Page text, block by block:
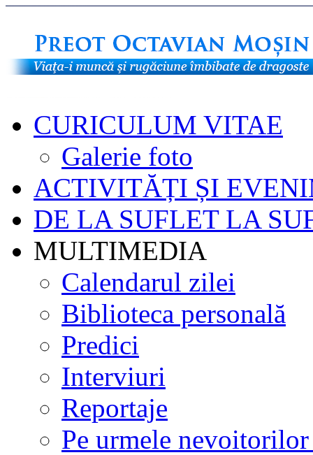
CURICULUM VITAE
Galerie foto
ACTIVITĂȚI ȘI
DE LA SUFLET LA
MULTIMEDIA
Calendarul zilei
Biblioteca personală
Predici
Interviuri
Reportaje
Pe urmele nevoitorilor